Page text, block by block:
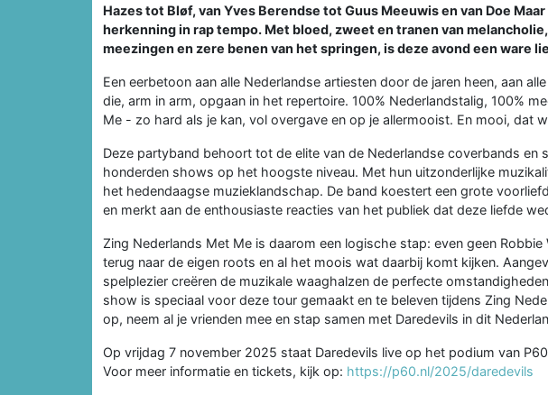
Hazes tot Bløf, van Yves Berendse tot Guus Meeuwis en van Doe
herkenning in rap tempo. Met bloed, zweet en tranen van
meezingen en zere benen van het springen, is deze avond een ware
Een eerbetoon aan alle Nederlandse artiesten door de jaren heen, aan
die, arm in arm, opgaan in het repertoire. 100% Nederlandstalig, 100%
Me - zo hard als je kan, vol overgave en op je allermooist. En mooi, dat
Deze partyband behoort tot de elite van de Nederlandse coverbands en
honderden shows op het hoogste niveau. Met hun uitzonderlijke
het hedendaagse muzieklandschap. De band koestert een grote
en merkt aan de enthousiaste reacties van het publiek dat deze liefde
Zing Nederlands Met Me is daarom een logische stap: even geen
terug naar de eigen roots en al het moois wat daarbij komt kijken.
spelplezier creëren de muzikale waaghalzen de perfecte
show is speciaal voor deze tour gemaakt en te beleven tijdens Zing
op, neem al je vrienden mee en stap samen met Daredevils in dit
Op vrijdag 7 november 2025 staat Daredevils live op het podium van
Voor meer informatie en tickets, kijk op: https://p60.nl/2025/daredevils